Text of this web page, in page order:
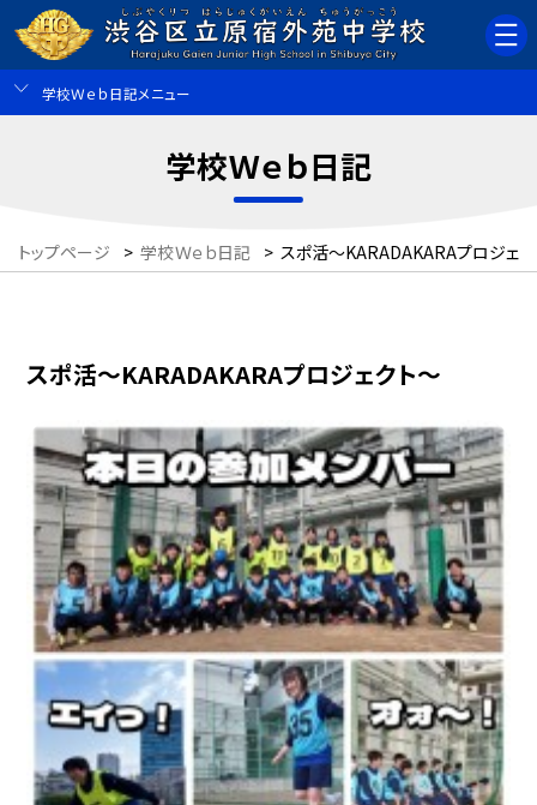
学校Ｗｅｂ日記メニュー
学校Ｗｅｂ日記
トップページ > 学校Ｗｅｂ日記 > スポ活～KARADAKARAプロジェ
スポ活～KARADAKARAプロジェクト～